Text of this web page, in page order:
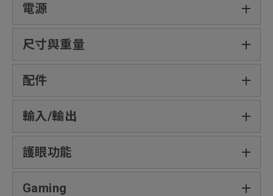
電源
尺寸與重量
配件
輸入/輸出
護眼功能
Gaming